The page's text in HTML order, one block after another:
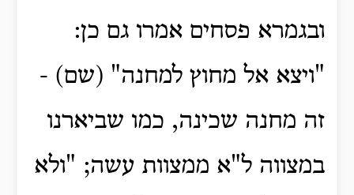
ובגמרא פסחים אמרו גם כן:
"ויצא אל מחוץ למחנה" (שם) -
זה מחנה שכינה, כמו שביארנו
במצווה ל"א ממצוות עשה; "ולא